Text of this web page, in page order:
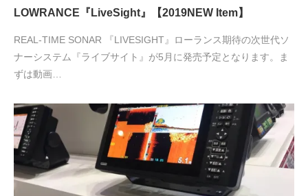
LOWRANCE『LiveSight』【2019NEW Item】
REAL-TIME SONAR 『LIVESIGHT』ローランス期待の次世代ソ
ナーシステム『ライブサイト』が5月に発売予定となります。ま
ずは動画…